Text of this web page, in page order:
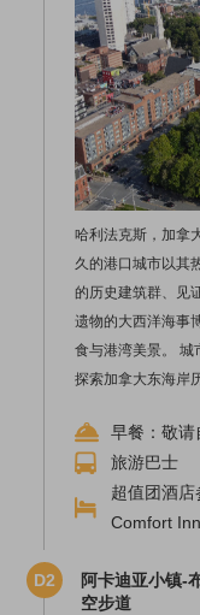
哈利法克斯，加拿
久的港口城市以其
的历史建筑群、见
遗物的大西洋海事
食与港湾美景。 城
探索加拿大东海岸
早餐：敬
旅游巴士
超值团酒
Comfort
D2
阿卡迪亚小镇-
空步道